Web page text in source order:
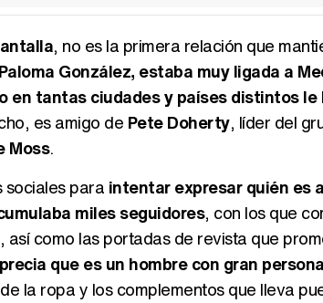
, no es la primera relación que
González, estaba muy ligada a
en tantas ciudades y países distintos le
es amigo de Pete Doherty, líder del
Moss.
para intentar expresar quién es
miles seguidores, con los que
como las portadas de revista que
que es un hombre con gran
la ropa y los complementos que lleva